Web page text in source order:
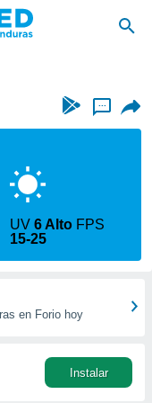
...
UV6 Alto FPS
15-25
en Forio hoy
Instalar